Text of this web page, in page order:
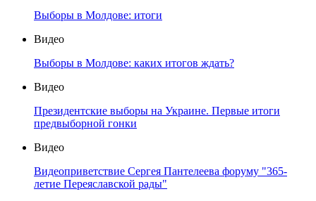
Выборы в Молдове: итоги
Видео
Выборы в Молдове: каких итогов ждать?
Видео
Президентские выборы на Украине. Первые итоги
предвыборной гонки
Видео
Видеоприветствие Сергея Пантелеева форуму "365-
летие Переяславской рады"